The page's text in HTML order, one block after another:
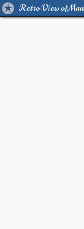
Retro View of